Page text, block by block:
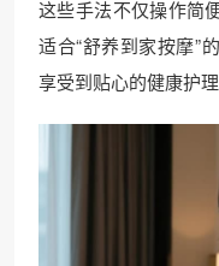
这些手法不仅操作简
适合“舒养到家按摩”
享受到贴心的健康护理